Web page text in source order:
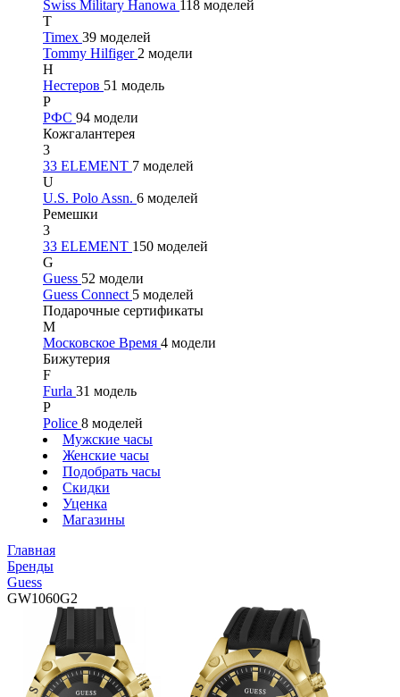
Swiss Military Hanowa 118 моделей
T
Timex 39 моделей
Tommy Hilfiger 2 модели
Н
Нестеров 51 модель
Р
РФС 94 модели
Кожгалантерея
3
33 ELEMENT 7 моделей
U
U.S. Polo Assn. 6 моделей
Ремешки
3
33 ELEMENT 150 моделей
G
Guess 52 модели
Guess Connect 5 моделей
Подарочные сертификаты
М
Московское Время 4 модели
Бижутерия
F
Furla 31 модель
P
Police 8 моделей
Мужские часы
Женские часы
Подобрать часы
Скидки
Уценка
Магазины
Главная
Бренды
Guess
GW1060G2